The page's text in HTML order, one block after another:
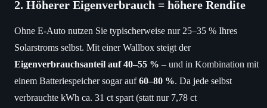
2. Höherer Eigenverbrauch = höhere Rendite
Ohne E-Auto nutzen Sie typischerweise nur 25–35 % Ihres
Solarstroms selbst. Mit einer Wallbox steigt der
Eigenverbrauchsanteil auf 40–55 % – und in Kombination mit
einem Batteriespeicher sogar auf60–80 %. Da jede selbst
verbrauchte kWh ca. 31 ct spart (statt nur 7,78 ct